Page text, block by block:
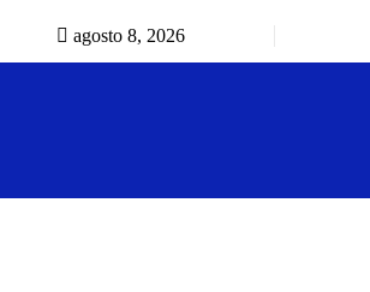
agosto 8, 2026